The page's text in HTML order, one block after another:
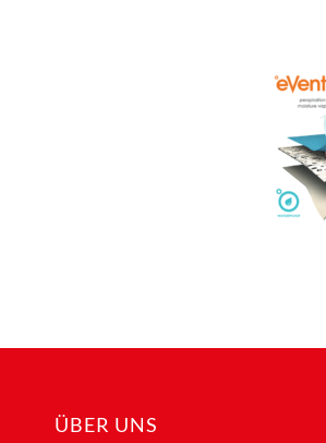
ÜBER UNS